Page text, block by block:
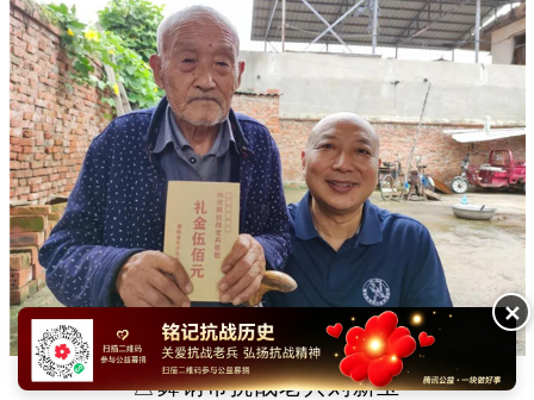
△舞钢市抗战老兵刘新玉
✕